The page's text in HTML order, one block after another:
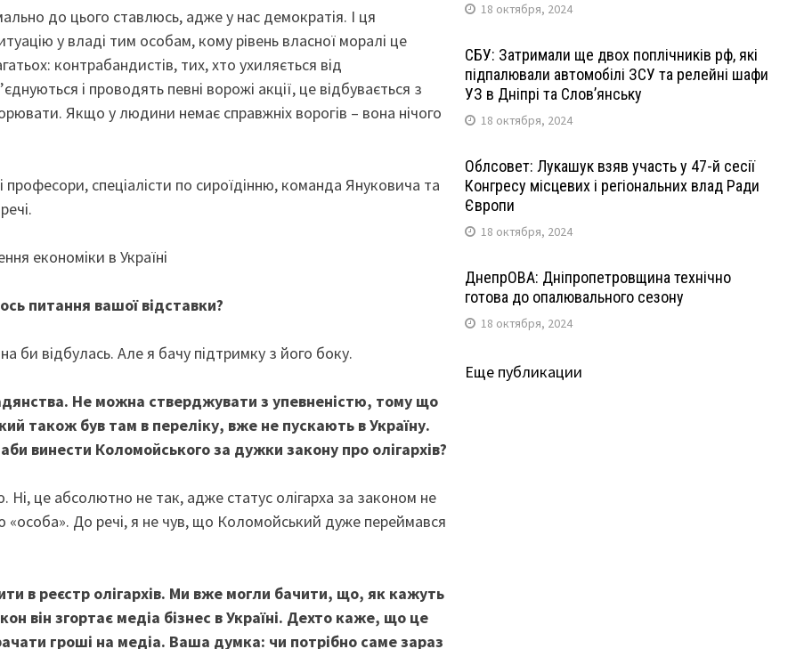
до цього ставлюсь, адже у нас демократія. І ця
у владі тим особам, кому рівень власної моралі це
контрабандистів, тих, хто ухиляється від
і проводять певні ворожі акції, це відбувається з
Якщо у людини немає справжніх ворогів – вона нічого
спеціалісти по сироїдінню, команда Януковича та
економіки в Україні
питання вашої відставки?
би відбулась. Але я бачу підтримку з його боку.
Не можна стверджувати з упевненістю, тому що
також був там в переліку, вже не пускають в Україну.
винести Коломойського за дужки закону про олігархів?
це абсолютно не так, адже статус олігарха за законом не
«особа». До речі, я не чув, що Коломойський дуже переймався
в реєстр олігархів. Ми вже могли бачити, що, як кажуть
він згортає медіа бізнес в Україні. Дехто каже, що це
гроші на медіа. Ваша думка: чи потрібно саме зараз
18 октября, 2024
СБУ: Затримали ще двох поплічників рф, які
підпалювали автомобілі ЗСУ та релейні шафи
УЗ в Дніпрі та Слов’янську
18 октября, 2024
Облсовет: Лукашук взяв участь у 47-й сесії
Конгресу місцевих і регіональних влад Ради
Європи
18 октября, 2024
ДнепрОВА: Дніпропетровщина технічно
готова до опалювального сезону
18 октября, 2024
Еще публикации